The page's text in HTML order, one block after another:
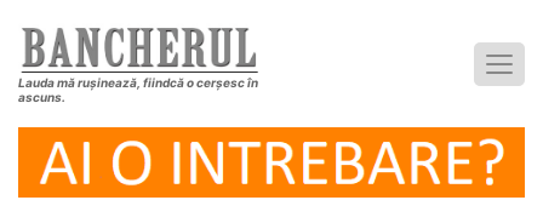
Lauda mă rușinează, fiindcă o cerșesc în
ascuns.